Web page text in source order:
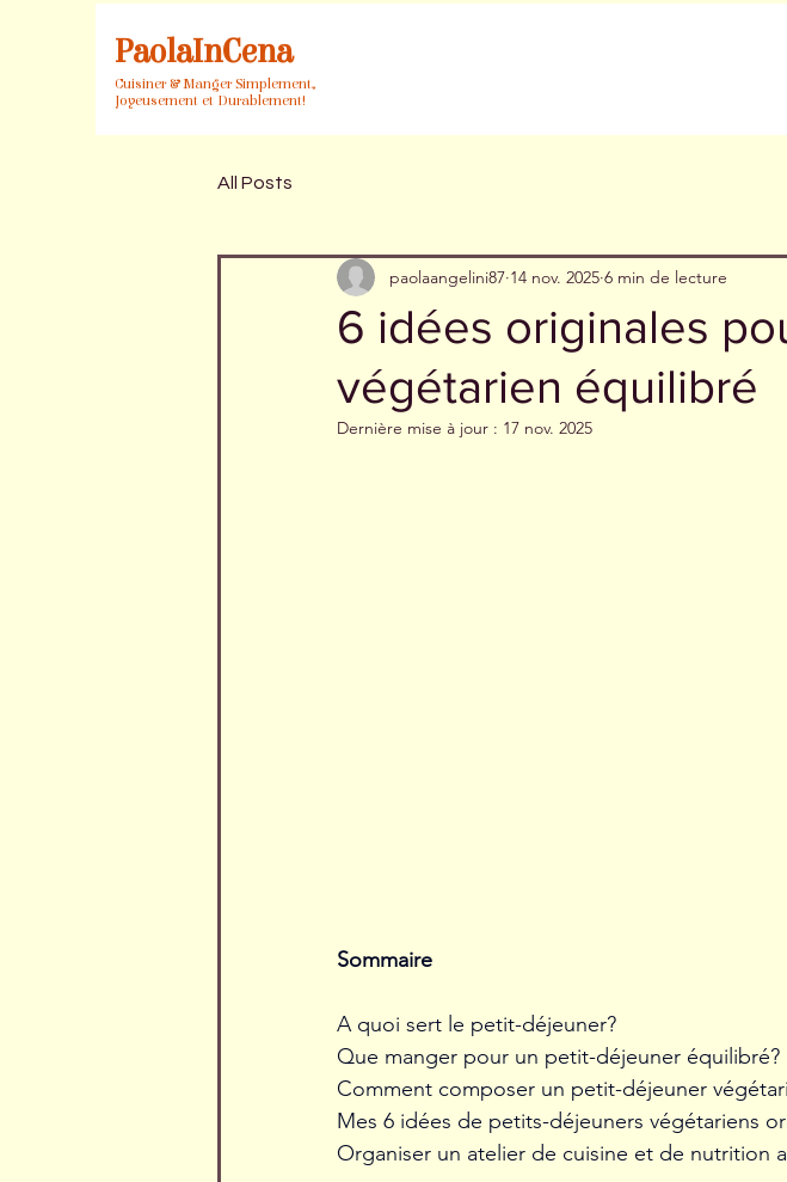
PaolaInCena
Cuisiner & Manger Simplement,
Joyeusement et Durablement!
All Posts
6 idées originales
végétarien équilibré
paolaangelini87 14 nov. 2025 6 min de lecture
Dernière mise à jour : 17 nov. 2025
Sommaire
A quoi sert le petit-déjeuner?
Que manger pour un petit-déjeuner équilibré?
Comment composer un petit-déjeuner
Mes 6 idées de petits-déjeuners végétariens
Organiser un atelier de cuisine et de nutrition